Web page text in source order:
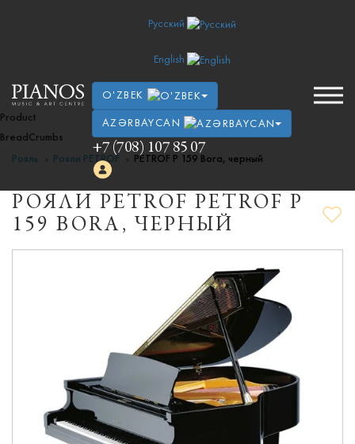
Русский
English
O'ZBEK
AZƏRBAYCAN
+7 (708) 107 85 07
Product
BreadCrumbs
Рояль
Рояли PETROF PETROF P 159 Bora, черный
РОЯЛИ PETROF PETROF P
159 BORA, ЧЕРНЫЙ